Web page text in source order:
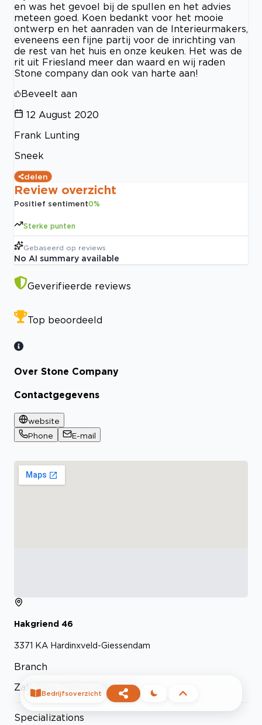
en was het gevoel bij de spullen en het advies
meteen goed. Koen bedankt voor het mooie
ontwerp en het aanraden van de Interieurmakers,
eveneens een fijne partij voor de inrichting van
de rest van het huis en onze keuken. Het was de
rit uit Friesland meer dan waard en wij raden
Stone company dan ook van harte aan!
Beveelt aan
12 August 2020
Frank Lunting
Sneek
delen
Review overzicht
Positief sentiment0%
Sterke punten
Gebaseerd op reviews
No AI summary available
Geverifieerde reviews
Top beoordeeld
Over Stone Company
Contactgegevens
website
Phone
E-mail
Hakgriend 46
3371 KA Hardinxveld-Giessendam
Branch
Zakelijke Dienstverlening
Specializations
Bedrijfsoverzicht